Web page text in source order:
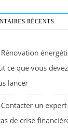
RÉCENTS
Rénovation
ce que vous devez
lancer
Contacter un
de crise